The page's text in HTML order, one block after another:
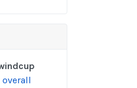
overall